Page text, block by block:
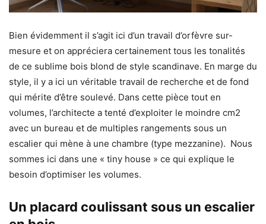
Bien évidemment il s’agit ici d’un travail d’orfèvre sur-
mesure et on appréciera certainement tous les tonalités
de ce sublime bois blond de style scandinave. En marge du
style, il y a ici un véritable travail de recherche et de fond
qui mérite d’être soulevé. Dans cette pièce tout en
volumes, l’architecte a tenté d’exploiter le moindre cm2
avec un bureau et de multiples rangements sous un
escalier qui mène à une chambre (type mezzanine). Nous
sommes ici dans une « tiny house » ce qui explique le
besoin d’optimiser les volumes.
Un placard coulissant sous un escalier